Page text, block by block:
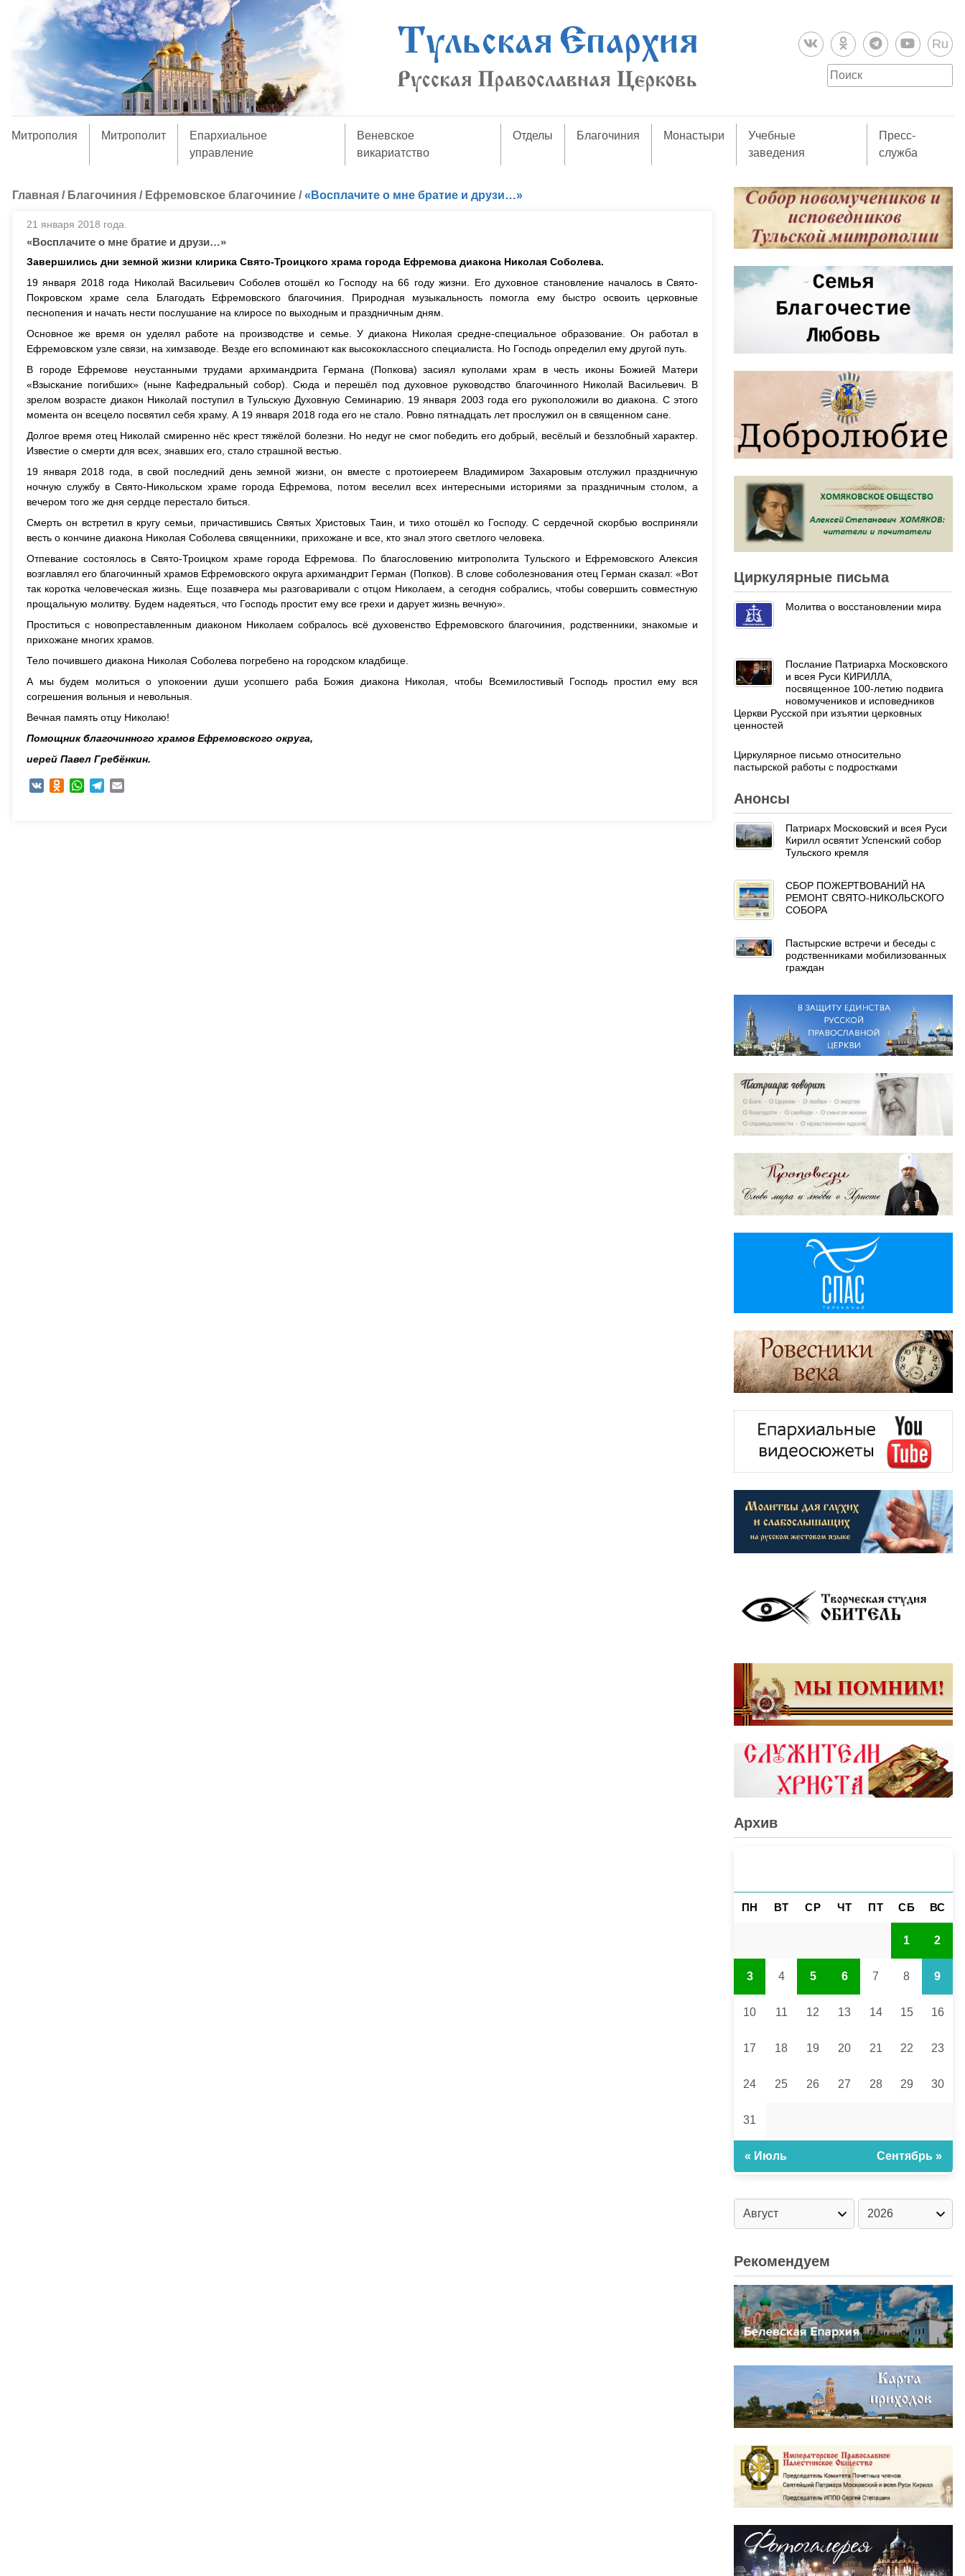
Ru
Митрополия Митрополит
Епархиальное
управление
Веневское
викариатство
Отделы Благочиния Монастыри
Учебные
заведения
Пресс-
служба
Главная / Благочиния / Ефремовское благочиние /«Восплачите о мне братие и друзи…»
21 января 2018 года.
«Восплачите о мне братие и друзи…»
Завершились дни земной жизни клирика Свято-Троицкого храма города Ефремова диакона Николая Соболева.
19 января 2018 года Николай Васильевич Соболев отошёл ко Господу на 66 году жизни. Его духовное становление началось в Свято-
Покровском храме села Благодать Ефремовского благочиния. Природная музыкальность помогла ему быстро освоить церковные
песнопения и начать нести послушание на клиросе по выходным и праздничным дням.
Основное же время он уделял работе на производстве и семье. У диакона Николая средне-специальное образование. Он работал в
Ефремовском узле связи, на химзаводе. Везде его вспоминают как высококлассного специалиста. Но Господь определил ему другой путь.
В городе Ефремове неустанными трудами архимандрита Германа (Попкова) засиял куполами храм в честь иконы Божией Матери
«Взыскание погибших» (ныне Кафедральный собор). Сюда и перешёл под духовное руководство благочинного Николай Васильевич. В
зрелом возрасте диакон Николай поступил в Тульскую Духовную Семинарию. 19 января 2003 года его рукоположили во диакона. С этого
момента он всецело посвятил себя храму. А 19 января 2018 года его не стало. Ровно пятнадцать лет прослужил он в священном сане.
Долгое время отец Николай смиренно нёс крест тяжёлой болезни. Но недуг не смог победить его добрый, весёлый и беззлобный характер.
Известие о смерти для всех, знавших его, стало страшной вестью.
19 января 2018 года, в свой последний день земной жизни, он вместе с протоиереем Владимиром Захаровым отслужил праздничную
ночную службу в Свято-Никольском храме города Ефремова, потом веселил всех интересными историями за праздничным столом, а
вечером того же дня сердце перестало биться.
Смерть он встретил в кругу семьи, причастившись Святых Христовых Таин, и тихо отошёл ко Господу. С сердечной скорбью восприняли
весть о кончине диакона Николая Соболева священники, прихожане и все, кто знал этого светлого человека.
Отпевание состоялось в Свято-Троицком храме города Ефремова. По благословению митрополита Тульского и Ефремовского Алексия
возглавлял его благочинный храмов Ефремовского округа архимандрит Герман (Попков). В слове соболезнования отец Герман сказал: «Вот
так коротка человеческая жизнь. Еще позавчера мы разговаривали с отцом Николаем, а сегодня собрались, чтобы совершить совместную
прощальную молитву. Будем надеяться, что Господь простит ему все грехи и дарует жизнь вечную».
Проститься с новопреставленным диаконом Николаем собралось всё духовенство Ефремовского благочиния, родственники, знакомые и
прихожане многих храмов.
Тело почившего диакона Николая Соболева погребено на городском кладбище.
А мы будем молиться о упокоении души усопшего раба Божия диакона Николая, чтобы Всемилостивый Господь простил ему вся
согрешения вольныя и невольныя.
Вечная память отцу Николаю!
Помощник благочинного храмов Ефремовского округа,
иерей Павел Гребёнкин.
VK Odnoklassniki
WhatsAppTelegram
Циркулярные письма
Молитва о восстановлении мира
Послание Патриарха Московского
и всея Руси КИРИЛЛА,
посвященное 100-летию подвига
новомучеников и исповедников
Церкви Русской при изъятии церковных
ценностей
Циркулярное письмо относительно
пастырской работы с подростками
Анонсы
Патриарх Московский и всея Руси
Кирилл освятит Успенский собор
Тульского кремля
СБОР ПОЖЕРТВОВАНИЙ НА
РЕМОНТ СВЯТО-НИКОЛЬСКОГО
СОБОРА
Пастырские встречи и беседы с
родственниками мобилизованных
граждан
Архив
ПН ВТ СР ЧТ ПТ СБ ВС
1 2
3 4 5 6 7 8 9
10 11 12 13 14 15 16
17 18 19 20 21 22 23
24 25 26 27 28 29 30
31
« Июль Сентябрь »
Рекомендуем